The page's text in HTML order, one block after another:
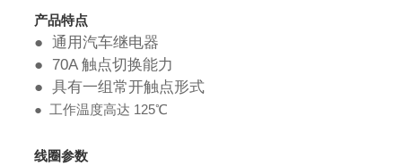
产品特点
● 通用汽车继电器
● 70A 触点切换能力
● 具有一组常开触点形式
● 工作温度高达 125℃
线圈参数